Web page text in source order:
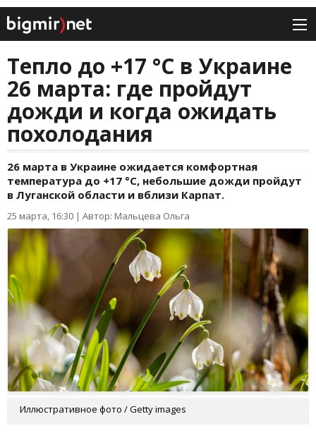
Тепло до +17 °C в Украине
26 марта: где пройдут
дожди и когда ожидать
похолодания
26 марта в Украине ожидается комфортная
температура до +17 °C, небольшие дожди пройдут
в Луганской области и вблизи Карпат.
25 марта, 16:30 | Автор: Мальцева Ольга
Иллюстративное фото / Getty images